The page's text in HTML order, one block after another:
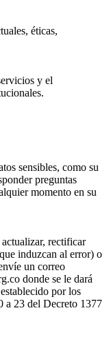
éticas,
y el
sensibles, como su
preguntas
momento en su
actualizar, rectificar
induzcan al error) o
un correo
donde se le dará
por los
a 23 del Decreto 1377